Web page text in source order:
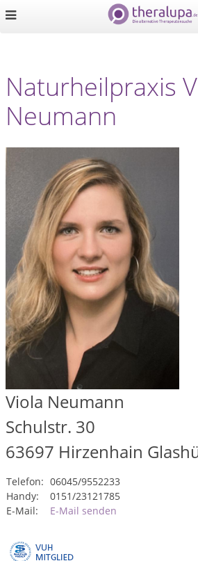
Naturheilpraxis
Neumann
Viola Neumann
Schulstr. 30
63697 Hirzenhain
Telefon: 06045/9552233
Handy:
0151/23121785
E-Mail:
E-Mail senden